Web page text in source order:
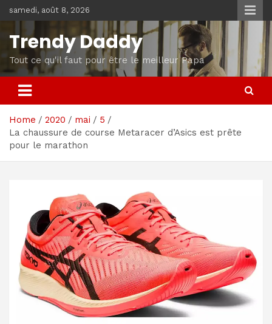
to
content
samedi, août 8, 2026
Trendy Daddy
Tout ce qu'il faut pour être le meilleur Papa
Home 2020 mai
5
La chaussure de course Metaracer d’Asics est prête
pour le marathon